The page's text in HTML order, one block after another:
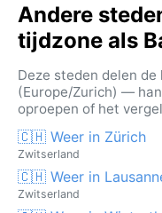
Andere
tijdzone als
Deze steden delen
(Europe/Zurich) —
oproepen of het
🇨🇭 Weer in Zürich
Zwitserland
🇨🇭 Weer in
Zwitserland